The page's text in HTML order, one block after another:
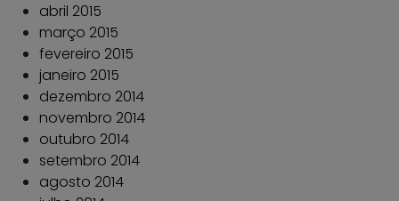
abril 2015
março 2015
fevereiro 2015
janeiro 2015
dezembro 2014
novembro 2014
outubro 2014
setembro 2014
agosto 2014